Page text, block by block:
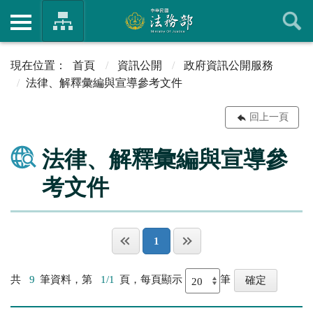
首頁 資訊公開
政府資訊公開服務
法律、解釋彙編與宣導參考文件
回上一頁
法律、解釋彙編與宣導參
考文件
1
共 9 筆資料，第 1/1 頁，每頁顯示 筆